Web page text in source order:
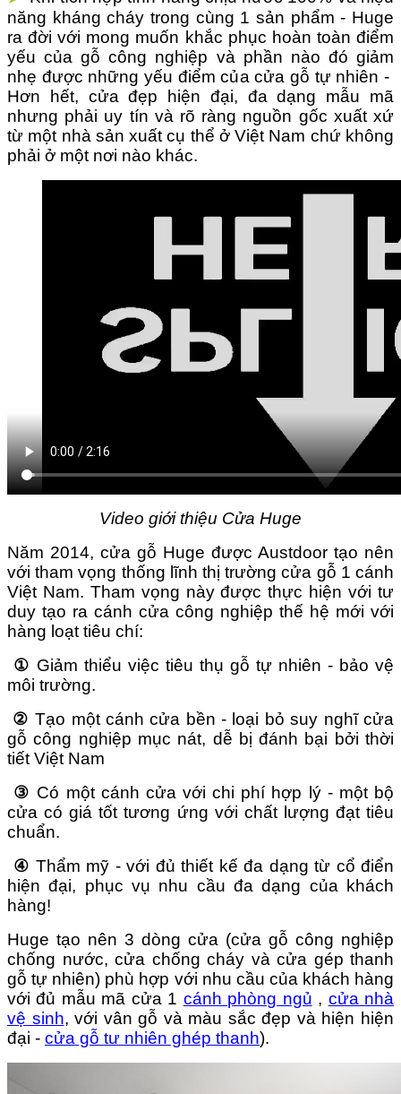
năng kháng cháy trong cùng 1 sản phẩm - Huge
ra đời với mong muốn khắc phục hoàn toàn điểm
yếu của gỗ công nghiệp và phần nào đó giảm
nhẹ được những yếu điểm của cửa gỗ tự nhiên -
Hơn hết, cửa đẹp hiện đại, đa dạng mẫu mã
nhưng phải uy tín và rõ ràng nguồn gốc xuất xứ
từ một nhà sản xuất cụ thể ở Việt Nam chứ không
phải ở một nơi nào khác.
Video giới thiệu Cửa Huge
Năm 2014, cửa gỗ Huge được Austdoor tạo nên
với tham vọng thống lĩnh thị trường cửa gỗ 1 cánh
Việt Nam. Tham vọng này được thực hiện với tư
duy tạo ra cánh cửa công nghiệp thế hệ mới với
hàng loạt tiêu chí:
① Giảm thiểu việc tiêu thụ gỗ tự nhiên - bảo vệ
môi trường.
② Tạo một cánh cửa bền - loại bỏ suy nghĩ cửa
gỗ công nghiệp mục nát, dễ bị đánh bại bởi thời
tiết Việt Nam
③ Có một cánh cửa với chi phí hợp lý - một bộ
cửa có giá tốt tương ứng với chất lượng đạt tiêu
chuẩn.
④ Thẩm mỹ - với đủ thiết kế đa dạng từ cổ điển
hiện đại, phục vụ nhu cầu đa dạng của khách
hàng!
Huge tạo nên 3 dòng cửa (cửa gỗ công nghiệp
chống nước, cửa chống cháy và cửa gép thanh
gỗ tự nhiên) phù hợp với nhu cầu của khách hàng
với đủ mẫu mã cửa 1 cánh phòng ngủ , cửa nhà
vệ sinh, với vân gỗ và màu sắc đẹp và hiện hiện
đại - cửa gỗ tư nhiên ghép thanh).